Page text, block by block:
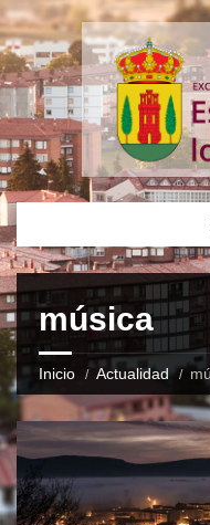
música
Inicio Actualidad